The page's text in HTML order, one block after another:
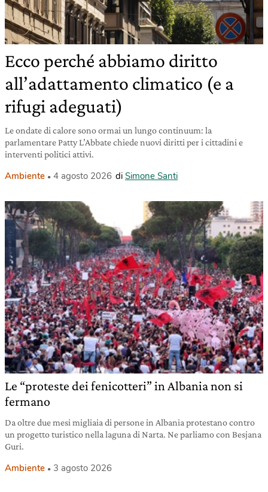
Ecco perché abbiamo diritto
all’adattamento climatico (e a
rifugi adeguati)
Le ondate di calore sono ormai un lungo continuum: la
parlamentare Patty L’Abbate chiede nuovi diritti per i cittadini e
interventi politici attivi.
Ambiente 4 agosto 2026 di Simone Santi
Le “proteste dei fenicotteri” in Albania non si
fermano
Da oltre due mesi migliaia di persone in Albania protestano contro
un progetto turistico nella laguna di Narta. Ne parliamo con Besjana
Guri.
Ambiente 3 agosto 2026